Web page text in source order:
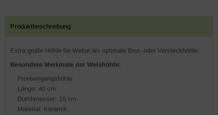
Produktbeschreibung
Extra große Höhle für Welse als optimale Brut- oder Versteckhöhle.
Besondere Merkmale der Welshöhle:
Fronteingangshöhle
Länge: 40 cm
Durchmesser: 16 cm
Material: Keramik